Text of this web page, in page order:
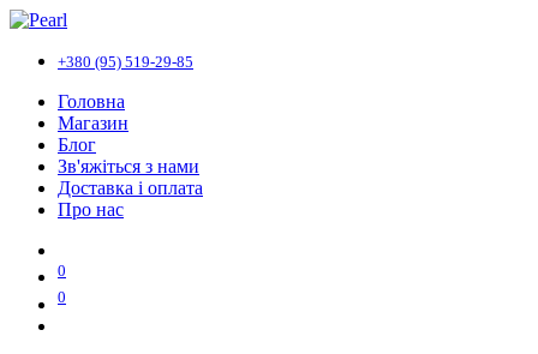
+380 (95) 519-29-85
Головна
Магазин
Блог
Зв'яжіться з нами
Доставка і оплата
Про нас
0
0